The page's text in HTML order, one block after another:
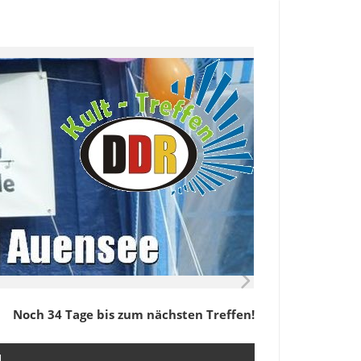
Noch 34 Tage bis zum nächsten Treffen!